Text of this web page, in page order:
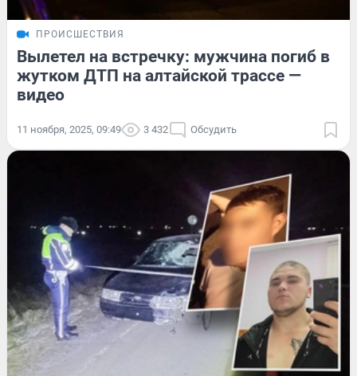
ПРОИСШЕСТВИЯ
Вылетел на встречку: мужчина погиб в
жутком ДТП на алтайской трассе —
видео
11 ноября, 2025, 09:49 3 432 Обсудить